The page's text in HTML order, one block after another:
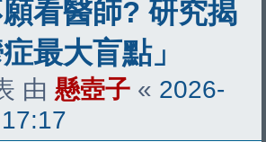
看醫師? 研究揭
症最大盲點」
由 懸壺子 « 2026-